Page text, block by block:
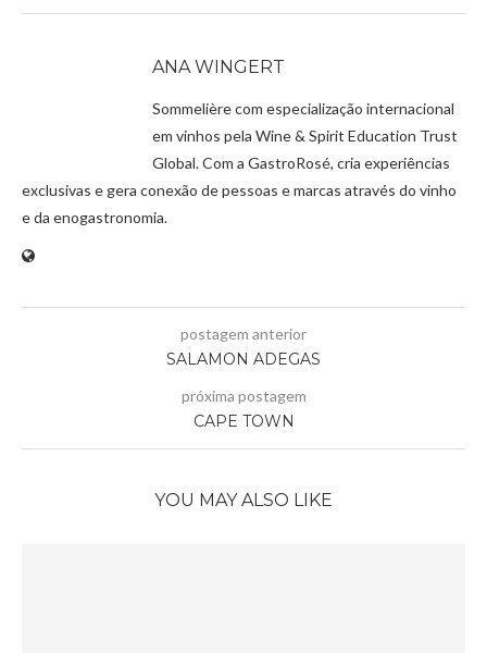
ANA WINGERT
Sommelière com especialização internacional
em vinhos pela Wine & Spirit Education Trust
Global. Com a GastroRosé, cria experiências
exclusivas e gera conexão de pessoas e marcas através do vinho
e da enogastronomia.
postagem anterior
SALAMON ADEGAS
próxima postagem
CAPE TOWN
YOU MAY ALSO LIKE